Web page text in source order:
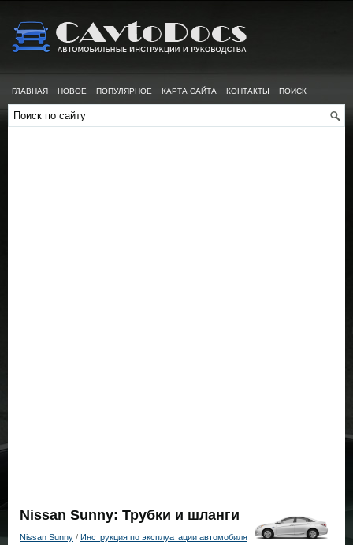
ГЛАВНАЯ НОВОЕ ПОПУЛЯРНОЕ КАРТА САЙТА КОНТАКТЫ ПОИСК
Nissan Sunny: Трубки и шланги
Nissan Sunny / Инструкция по эксплуатации автомобиля